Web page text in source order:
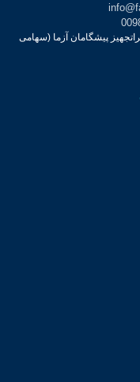
پیشگامان آزما (سهامی